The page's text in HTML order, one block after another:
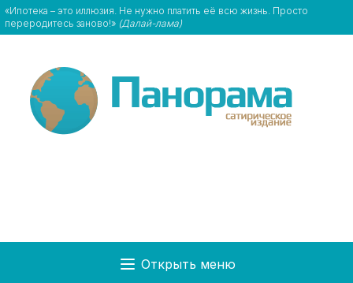
«Ипотека – это иллюзия. Не нужно платить её всю жизнь. Просто
переродитесь заново!» (Далай-лама)
Открыть меню